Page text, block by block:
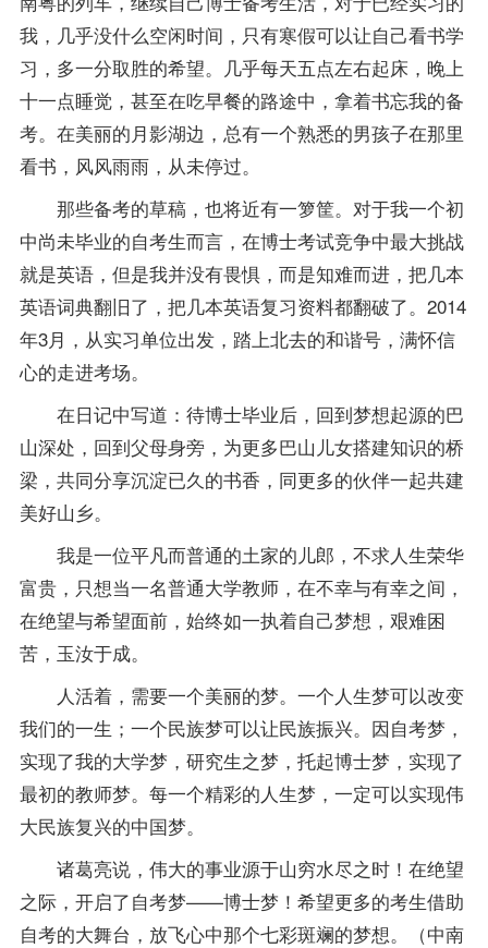
我，几乎没什么空闲时间，只有寒假可以让自己看书学
习，多一分取胜的希望。几乎每天五点左右起床，晚上
十一点睡觉，甚至在吃早餐的路途中，拿着书忘我的备
考。在美丽的月影湖边，总有一个熟悉的男孩子在那里
看书，风风雨雨，从未停过。
那些备考的草稿，也将近有一箩筐。对于我一个初
中尚未毕业的自考生而言，在博士考试竞争中最大挑战
就是英语，但是我并没有畏惧，而是知难而进，把几本
英语词典翻旧了，把几本英语复习资料都翻破了。2014
年3月，从实习单位出发，踏上北去的和谐号，满怀信
心的走进考场。
在日记中写道：待博士毕业后，回到梦想起源的巴
山深处，回到父母身旁，为更多巴山儿女搭建知识的桥
梁，共同分享沉淀已久的书香，同更多的伙伴一起共建
美好山乡。
我是一位平凡而普通的土家的儿郎，不求人生荣华
富贵，只想当一名普通大学教师，在不幸与有幸之间，
在绝望与希望面前，始终如一执着自己梦想，艰难困
苦，玉汝于成。
人活着，需要一个美丽的梦。一个人生梦可以改变
我们的一生；一个民族梦可以让民族振兴。因自考梦，
实现了我的大学梦，研究生之梦，托起博士梦，实现了
最初的教师梦。每一个精彩的人生梦，一定可以实现伟
大民族复兴的中国梦。
诸葛亮说，伟大的事业源于山穷水尽之时！在绝望
之际，开启了自考梦——博士梦！希望更多的考生借助
自考的大舞台，放飞心中那个七彩斑斓的梦想。（中南